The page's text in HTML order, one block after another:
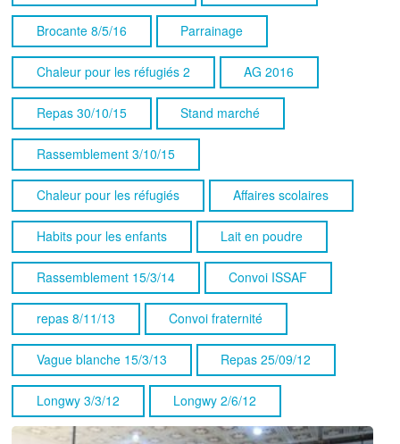
Brocante 8/5/16 Parrainage
Chaleur pour les réfugiés 2 AG 2016
Repas 30/10/15 Stand marché
Rassemblement 3/10/15
Chaleur pour les réfugiés Affaires scolaires
Habits pour les enfants Lait en poudre
Rassemblement 15/3/14 Convoi ISSAF
repas 8/11/13 Convoi fraternité
Vague blanche 15/3/13 Repas 25/09/12
Longwy 3/3/12 Longwy 2/6/12